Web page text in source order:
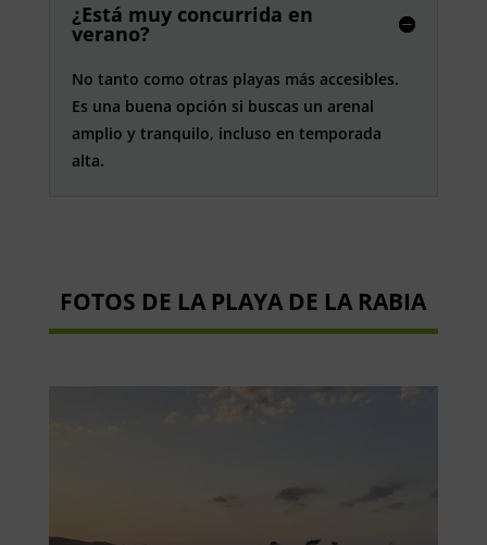
¿Está muy concurrida en
verano?
No tanto como otras playas más accesibles.
Es una buena opción si buscas un arenal
amplio y tranquilo, incluso en temporada
alta.
FOTOS DE LA PLAYA DE LA RABIA